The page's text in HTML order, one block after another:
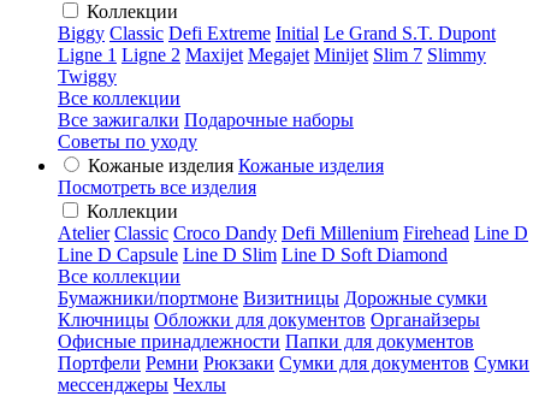
Коллекции
Biggy Classic Defi Extreme Initial Le Grand S.T. Dupont
Ligne 1 Ligne 2 Maxijet Megajet Minijet Slim 7 Slimmy
Twiggy
Все коллекции
Все зажигалки Подарочные наборы
Советы по уходу
Кожаные изделия Кожаные изделия
Посмотреть все изделия
Коллекции
Atelier Classic Croco Dandy Defi Millenium Firehead Line D
Line D Capsule Line D Slim Line D Soft Diamond
Все коллекции
Бумажники/портмоне Визитницы Дорожные сумки
Ключницы Обложки для документов Органайзеры
Офисные принадлежности Папки для документов
Портфели Ремни Рюкзаки Сумки для документов Сумки
мессенджеры Чехлы